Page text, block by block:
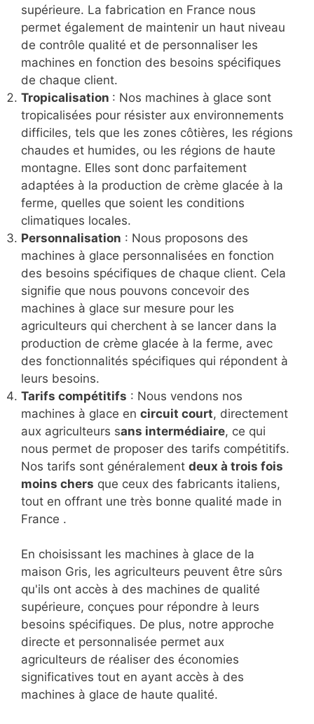
supérieure. La fabrication en France nous
permet également de maintenir un haut niveau
de contrôle qualité et de personnaliser les
machines en fonction des besoins spécifiques
de chaque client.
Tropicalisation : Nos machines à glace sont
tropicalisées pour résister aux environnements
difficiles, tels que les zones côtières, les régions
chaudes et humides, ou les régions de haute
montagne. Elles sont donc parfaitement
adaptées à la production de crème glacée à la
ferme, quelles que soient les conditions
climatiques locales.
Personnalisation : Nous proposons des
machines à glace personnalisées en fonction
des besoins spécifiques de chaque client. Cela
signifie que nous pouvons concevoir des
machines à glace sur mesure pour les
agriculteurs qui cherchent à se lancer dans la
production de crème glacée à la ferme, avec
des fonctionnalités spécifiques qui répondent à
leurs besoins.
Tarifs compétitifs : Nous vendons nos
machines à glace en circuit court, directement
aux agriculteurs sans intermédiaire, ce qui
nous permet de proposer des tarifs compétitifs.
Nos tarifs sont généralement deux à trois fois
moins chers que ceux des fabricants italiens,
tout en offrant une très bonne qualité made in
France .
En choisissant les machines à glace de la
maison Gris, les agriculteurs peuvent être sûrs
qu'ils ont accès à des machines de qualité
supérieure, conçues pour répondre à leurs
besoins spécifiques. De plus, notre approche
directe et personnalisée permet aux
agriculteurs de réaliser des économies
significatives tout en ayant accès à des
machines à glace de haute qualité.